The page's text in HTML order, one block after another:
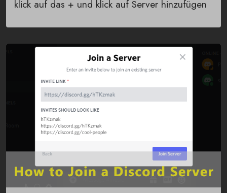
klick auf das + und klick auf Server hinzufügen